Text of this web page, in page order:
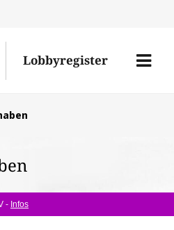
Lobbyregister
Menü
- Infos